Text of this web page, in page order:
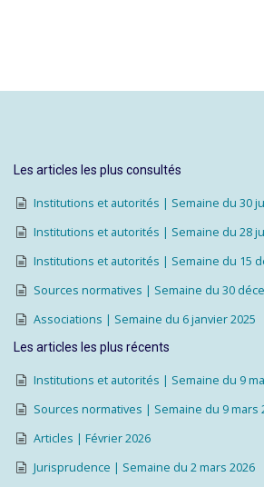
Les articles les plus consultés
Institutions et autorités | Semaine du 30
Institutions et autorités | Semaine du 28
Institutions et autorités | Semaine du 15
Sources normatives | Semaine du 30
Associations | Semaine du 6 janvier 2025
Les articles les plus récents
Institutions et autorités | Semaine du 9
Sources normatives | Semaine du 9 mars
Articles | Février 2026
Jurisprudence | Semaine du 2 mars 2026